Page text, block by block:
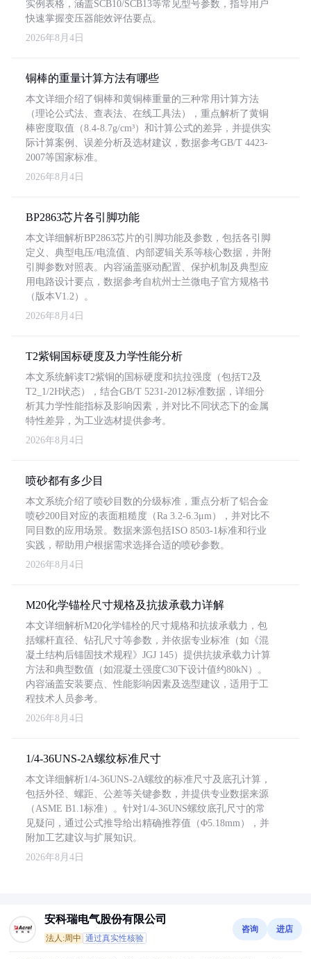
实例表格，涵盖SCB10/SCB13等常见型号参数，指导用户
快速掌握变压器能效评估要点。
2026年8月4日
铜棒的重量计算方法有哪些
本文详细介绍了铜棒和黄铜棒重量的三种常用计算方法
（理论公式法、查表法、在线工具法），重点解析了黄铜
棒密度取值（8.4-8.7g/cm³）和计算公式的差异，并提供实
际计算案例、误差分析及选材建议，数据参考GB/T 4423-
2007等国家标准。
2026年8月4日
BP2863芯片各引脚功能
本文详细解析BP2863芯片的引脚功能及参数，包括各引脚
定义、典型电压/电流值、内部逻辑关系等核心数据，并附
引脚参数对照表。内容涵盖驱动配置、保护机制及典型应
用电路设计要点，数据参考自杭州士兰微电子官方规格书
（版本V1.2）。
2026年8月4日
T2紫铜国标硬度及力学性能分析
本文系统解读T2紫铜的国标硬度和抗拉强度（包括T2及
T2_1/2H状态），结合GB/T 5231-2012标准数据，详细分
析其力学性能指标及影响因素，并对比不同状态下的金属
特性差异，为工业选材提供参考。
2026年8月4日
喷砂都有多少目
本文系统介绍了喷砂目数的分级标准，重点分析了铝合金
喷砂200目对应的表面粗糙度（Ra 3.2-6.3μm），并对比不
同目数的应用场景。数据来源包括ISO 8503-1标准和行业
实践，帮助用户根据需求选择合适的喷砂参数。
2026年8月4日
M20化学锚栓尺寸规格及抗拔承载力详解
本文详细解析M20化学锚栓的尺寸规格和抗拔承载力，包
括螺杆直径、钻孔尺寸等参数，并依据专业标准（如《混
凝土结构后锚固技术规程》JGJ 145）提供抗拔承载力计算
方法和典型数值（如混凝土强度C30下设计值约80kN）。
内容涵盖安装要点、性能影响因素及选型建议，适用于工
程技术人员参考。
2026年8月4日
1/4-36UNS-2A螺纹标准尺寸
本文详细解析1/4-36UNS-2A螺纹的标准尺寸及底孔计算，
包括外径、螺距、公差等关键参数，并提供专业数据来源
（ASME B1.1标准）。针对1/4-36UNS螺纹底孔尺寸的常
见疑问，通过公式推导给出精确推荐值（Φ5.18mm），并
附加工艺建议与扩展知识。
2026年8月4日
安科瑞电气股份有限公司
法人:周中 通过真实性核验
咨询 进店